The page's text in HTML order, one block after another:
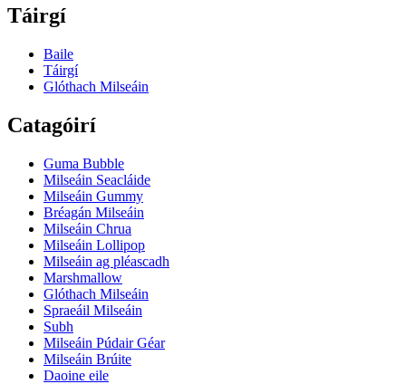
Táirgí
Baile
Táirgí
Glóthach Milseáin
Catagóirí
Guma Bubble
Milseáin Seacláide
Milseáin Gummy
Bréagán Milseáin
Milseáin Chrua
Milseáin Lollipop
Milseáin ag pléascadh
Marshmallow
Glóthach Milseáin
Spraeáil Milseáin
Subh
Milseáin Púdair Géar
Milseáin Brúite
Daoine eile